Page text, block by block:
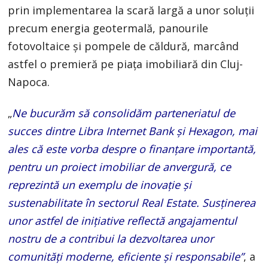
prin implementarea la scară largă a unor soluții
precum energia geotermală, panourile
fotovoltaice și pompele de căldură, marcând
astfel o premieră pe piața imobiliară din Cluj-
Napoca.
„Ne bucurăm să consolidăm parteneriatul de
succes dintre Libra Internet Bank și Hexagon, mai
ales că este vorba despre o finanțare importantă,
pentru un proiect imobiliar de anvergură, ce
reprezintă un exemplu de inovație și
sustenabilitate în sectorul Real Estate. Susținerea
unor astfel de inițiative reflectă angajamentul
nostru de a contribui la dezvoltarea unor
comunități moderne, eficiente și responsabile”, a